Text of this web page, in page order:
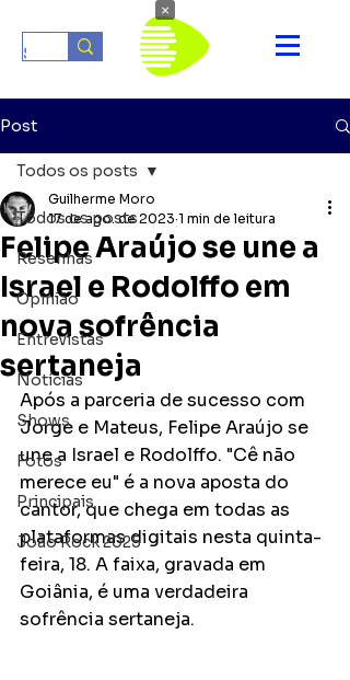
Post
Todos os posts
Resenhas
Opinião
Entrevistas
Notícias
Shows
Fotos
Principais
João Rock 2025
Todos os posts
Felipe Araújo se une a
Israel e Rodolffo em
nova sofrência
sertaneja
Guilherme Moro
17 de ago. de 2023 1 min de leitura
Após a parceria de sucesso com
Jorge e Mateus, Felipe Araújo se
une a Israel e Rodolffo. "Cê não
merece eu" é a nova aposta do
cantor, que chega em todas as
plataformas digitais nesta quinta-
feira, 18. A faixa, gravada em
Goiânia, é uma verdadeira
sofrência sertaneja.
×